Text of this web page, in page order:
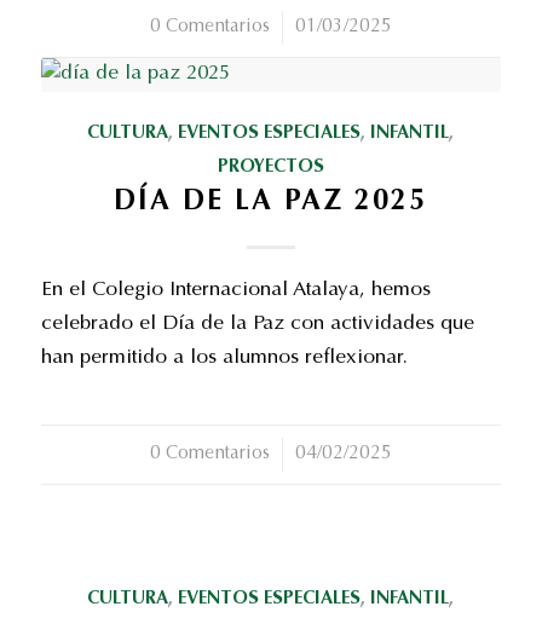
0 Comentarios
/ 01/03/2025
CULTURA, EVENTOS ESPECIALES, INFANTIL,
PROYECTOS
DÍA DE LA PAZ 2025
En el Colegio Internacional Atalaya, hemos
celebrado el Día de la Paz con actividades que
han permitido a los alumnos reflexionar.
0 Comentarios
/ 04/02/2025
CULTURA, EVENTOS ESPECIALES, INFANTIL,